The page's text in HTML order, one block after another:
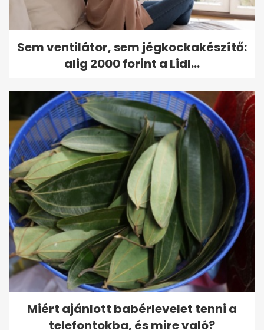
Sem ventilátor, sem jégkockakészítő:
alig 2000 forint a Lidl...
Miért ajánlott babérlevelet tenni a
telefontokba, és mire való?